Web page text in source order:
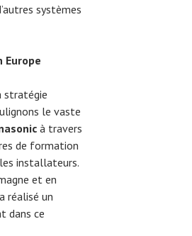
systèmes
Europe
stratégie
le vaste
à travers
de formation
installateurs.
et en
réalisé un
dans ce